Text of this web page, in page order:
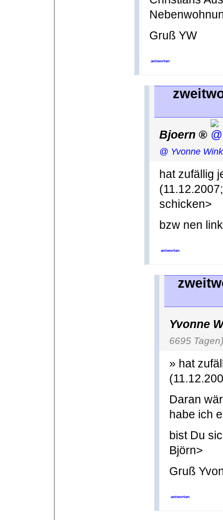
Gruß YW
antworten
Bjoern
@ Yvonne
hat zufällig
schicken>
bzw nen
antworten
Yvonne
6695 Tagen)
» hat
Daran
habe ich
bist Du
Björn>
Gruß
antworten